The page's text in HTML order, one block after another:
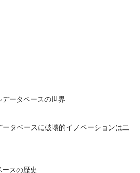
ータベースの世界
タベースに破壊的イノベーションは二
スの歴史